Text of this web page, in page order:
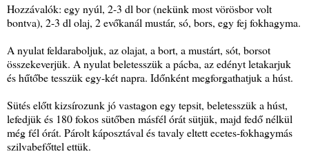
Hozzávalók: egy nyúl, 2-3 dl bor (nekünk most vörösbor volt
bontva), 2-3 dl olaj, 2 evőkanál mustár, só, bors, egy fej fokhagyma.
A nyulat feldaraboljuk, az olajat, a bort, a mustárt, sót, borsot
összekeverjük. A nyulat beletesszük a pácba, az edényt letakarjuk
és hűtőbe tesszük egy-két napra. Időnként megforgathatjuk a húst.
Sütés előtt kizsírozunk jó vastagon egy tepsit, beletesszük a húst,
lefedjük és 180 fokos sütőben másfél órát sütjük, majd fedő nélkül
még fél órát. Párolt káposztával és tavaly eltett ecetes-fokhagymás
szilvabefőttel ettük.